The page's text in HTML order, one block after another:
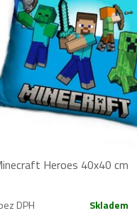
Heroes 40x40 cm
DPH Skladem